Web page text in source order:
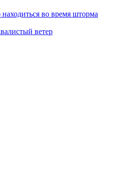
находиться во время шторма
ветер